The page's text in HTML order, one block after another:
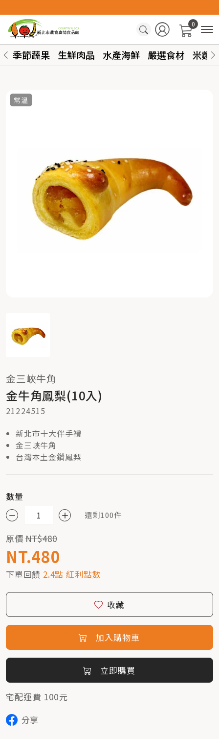
0
季節蔬果 生鮮肉品 水產海鮮 嚴選食材 米麵
常溫
金三峽牛角
金牛角鳳梨(10入)
21224515
新北市十大伴手禮
金三峽牛角
台灣本土金鑽鳳梨
數量
還剩100件
原價NT$480
NT.480
下單回饋 2.4點 紅利點數
收藏
加入購物車
立即購買
宅配運費 100元
分享